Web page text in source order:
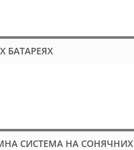
БАТАРЕЯХ
СИСТЕМА НА СОНЯЧНИХ